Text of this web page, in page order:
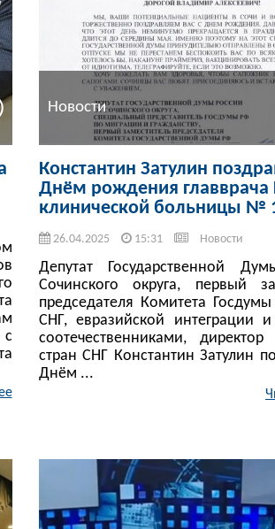
с
Новости
Константин Затулин
Днём рождения главврача
клинической больницы №
26.04.2025 15:31 Новости
Депутат Государственной
Сочинского округа, первый
председателя Комитета
СНГ, евразийской интеграции
соотечественниками, директор
стран СНГ Константин Затулин
Днём ...